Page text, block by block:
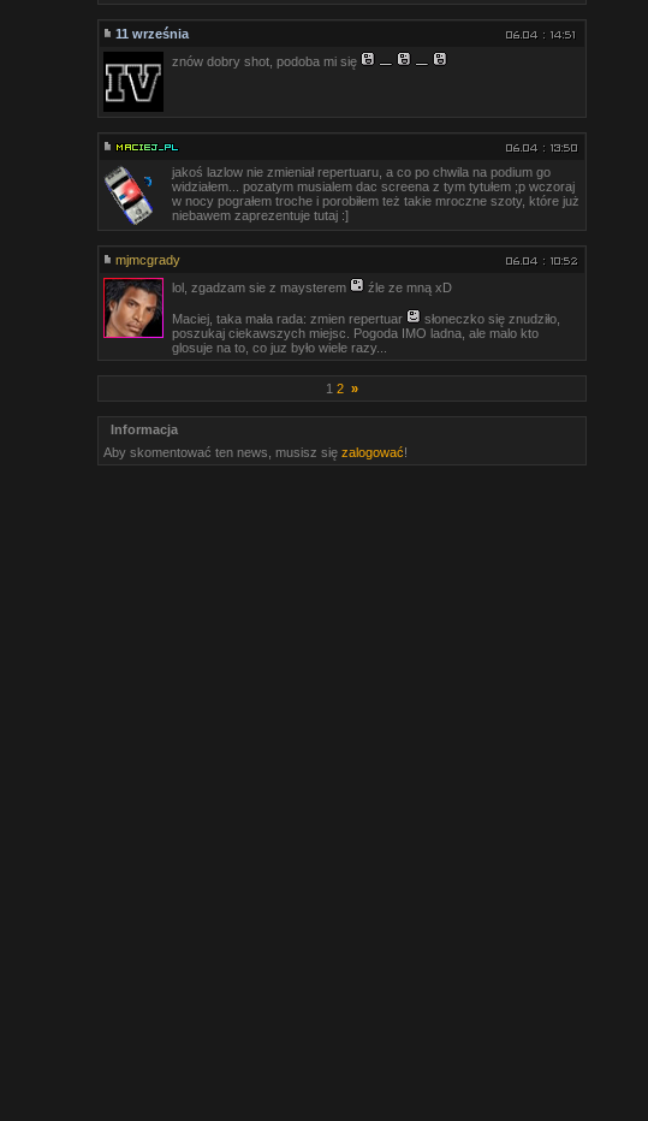
11 września
znów dobry shot, podoba mi się
jakoś lazlow nie zmieniał repertuaru, a co po chwila na podium go
widziałem... pozatym musialem dac screena z tym tytułem ;p wczoraj
w nocy pograłem troche i porobiłem też takie mroczne szoty, które już
niebawem zaprezentuje tutaj :]
mjmcgrady
lol, zgadzam sie z maysterem
źle ze mną xD
Maciej, taka mała rada: zmien repertuar
słoneczko się znudziło,
poszukaj ciekawszych miejsc. Pogoda IMO ladna, ale malo kto
glosuje na to, co juz było wiele razy...
1 2 »
Informacja
Aby skomentować ten news, musisz się zalogować!